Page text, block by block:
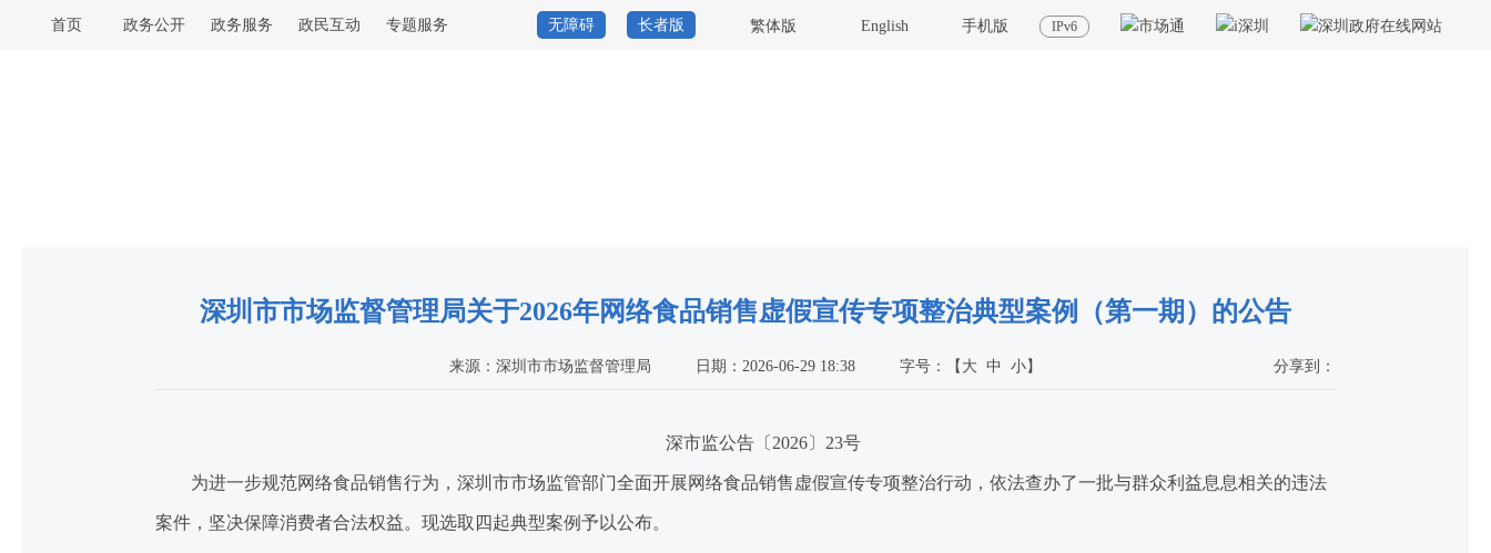
首页 政务公开 政务服务 政民互动 专题服务 无障碍 长者版 繁体版 English 手机版 IPv6
深圳市市场监督管理局关于2026年网络食品销售虚假宣传专项整治典型案例（第一期）的公告
来源： 深圳市市场监督管理局 日期：2026-06-29 18:38 字号： 【 大 中 小】 分享到：
深市监公告〔2026〕23号
为进一步规范网络食品销售行为，深圳市市场监管部门全面开展网络食品销售虚假宣传专项整治行动，依法查办了一批与群众利益息息相关的违法
案件，坚决保障消费者合法权益。现选取四起典型案例予以公布。